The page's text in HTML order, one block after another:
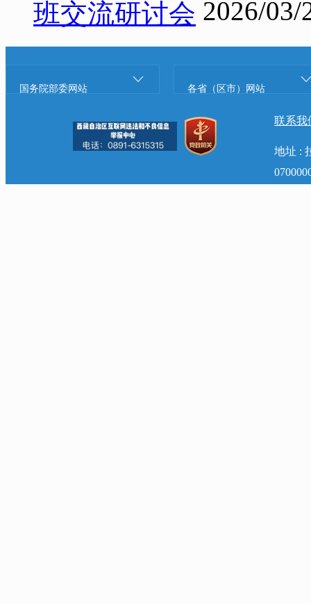
班交流研讨会 2026/03/
国务院部委网站 各省（区市）网站
联系我
地址 :